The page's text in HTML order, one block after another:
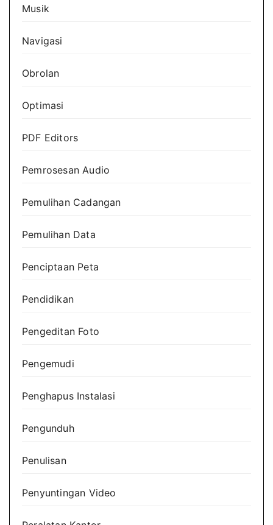
Musik
Navigasi
Obrolan
Optimasi
PDF Editors
Pemrosesan Audio
Pemulihan Cadangan
Pemulihan Data
Penciptaan Peta
Pendidikan
Pengeditan Foto
Pengemudi
Penghapus Instalasi
Pengunduh
Penulisan
Penyuntingan Video